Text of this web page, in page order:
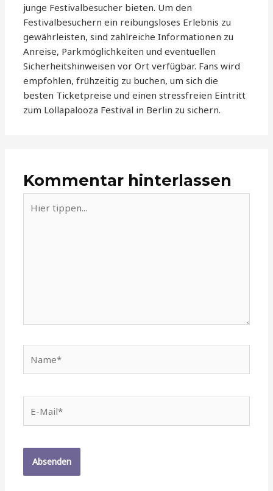
junge Festivalbesucher bieten. Um den
Festivalbesuchern ein reibungsloses Erlebnis zu
gewährleisten, sind zahlreiche Informationen zu
Anreise, Parkmöglichkeiten und eventuellen
Sicherheitshinweisen vor Ort verfügbar. Fans wird
empfohlen, frühzeitig zu buchen, um sich die
besten Ticketpreise und einen stressfreien Eintritt
zum Lollapalooza Festival in Berlin zu sichern.
Kommentar hinterlassen
tippen...
Mail*